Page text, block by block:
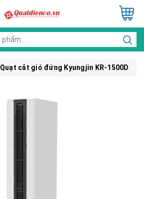
Quạt cắt gió đứng Kyungjin KR-1500D